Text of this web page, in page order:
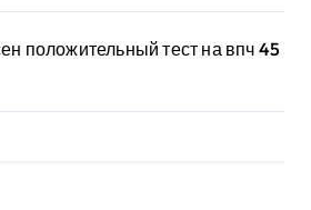
положительный тест на впч 45